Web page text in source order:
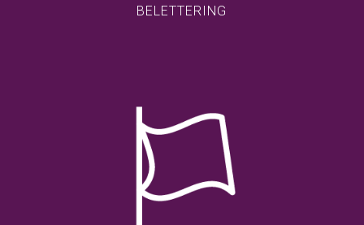
BELETTERING